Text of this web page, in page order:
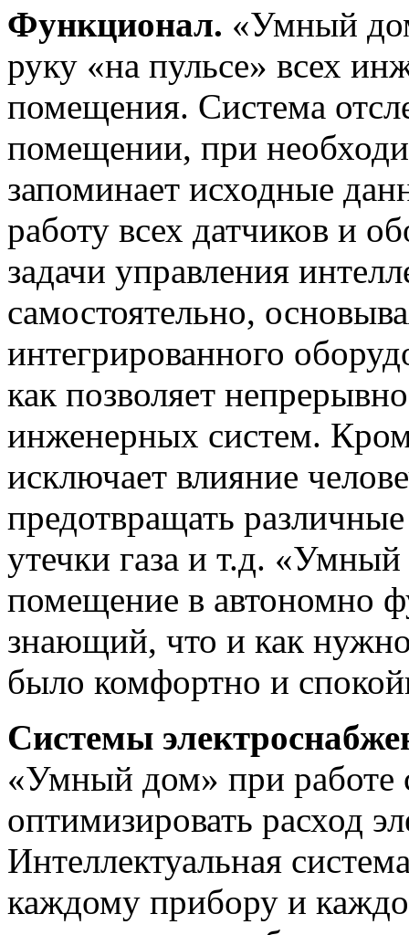
Функционал. «Умный
руку «на пульсе» всех
помещения. Система
помещении, при
запоминает исходные
работу всех датчиков и
задачи управления
самостоятельно,
интегрированного
как позволяет
инженерных систем.
исключает влияние
предотвращать
утечки газа и т.д.
помещение в автономно
знающий, что и как
было комфортно и
Системы
«Умный дом» при работе
оптимизировать расход
Интеллектуальная
каждому прибору и